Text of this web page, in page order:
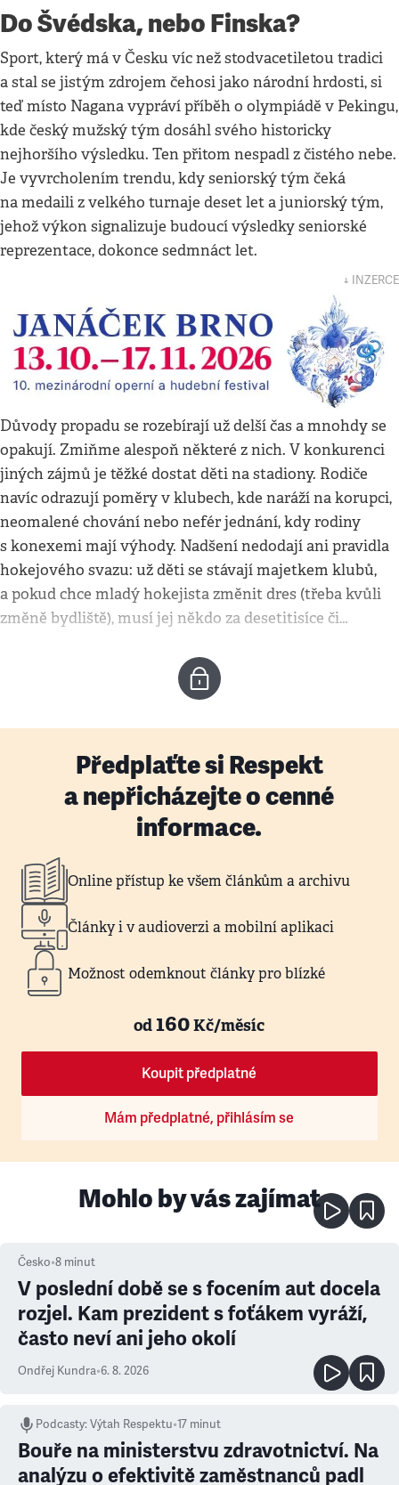
Do Švédska, nebo Finska?
Sport, který má v Česku víc než stodvacetiletou tradici
a stal se jistým zdrojem čehosi jako národní hrdosti, si
teď místo Nagana vypráví příběh o olympiádě v Pekingu,
kde český mužský tým dosáhl svého historicky
nejhoršího výsledku. Ten přitom nespadl z čistého nebe.
Je vyvrcholením trendu, kdy seniorský tým čeká
na medaili z velkého turnaje deset let a juniorský tým,
jehož výkon signalizuje budoucí výsledky seniorské
reprezentace, dokonce sedmnáct let.
↓ INZERCE
Důvody propadu se rozebírají už delší čas a mnohdy se
opakují. Zmiňme alespoň některé z nich. V konkurenci
jiných zájmů je těžké dostat děti na stadiony. Rodiče
navíc odrazují poměry v klubech, kde naráží na korupci,
neomalené chování nebo nefér jednání, kdy rodiny
s konexemi mají výhody. Nadšení nedodají ani pravidla
hokejového svazu: už děti se stávají majetkem klubů,
a pokud chce mladý hokejista změnit dres (třeba kvůli
změně bydliště), musí jej někdo za desetitisíce či…
Předplaťte si Respekt
a nepřicházejte o cenné
informace.
Online přístup ke všem článkům a archivu
Články i v audioverzi a mobilní aplikaci
Možnost odemknout články pro blízké
od160Kč/měsíc
Koupit předplatné
Mám předplatné, přihlásím se
Mohlo by vás zajímat
Česko•8 minut
V poslední době se s focením aut docela
rozjel. Kam prezident s foťákem vyráží,
často neví ani jeho okolí
Ondřej Kundra•6. 8. 2026
Podcasty:Výtah Respektu•17 minut
Bouře na ministerstvu zdravotnictví. Na
analýzu o efektivitě zaměstnanců padl